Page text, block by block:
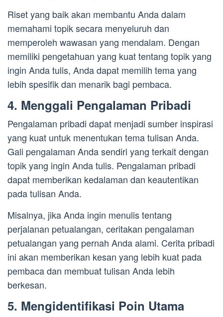
Riset yang baik akan membantu Anda dalam
memahami topik secara menyeluruh dan
memperoleh wawasan yang mendalam. Dengan
memiliki pengetahuan yang kuat tentang topik yang
ingin Anda tulis, Anda dapat memilih tema yang
lebih spesifik dan menarik bagi pembaca.
4. Menggali Pengalaman Pribadi
Pengalaman pribadi dapat menjadi sumber inspirasi
yang kuat untuk menentukan tema tulisan Anda.
Gali pengalaman Anda sendiri yang terkait dengan
topik yang ingin Anda tulis. Pengalaman pribadi
dapat memberikan kedalaman dan keautentikan
pada tulisan Anda.
Misalnya, jika Anda ingin menulis tentang
perjalanan petualangan, ceritakan pengalaman
petualangan yang pernah Anda alami. Cerita pribadi
ini akan memberikan kesan yang lebih kuat pada
pembaca dan membuat tulisan Anda lebih
berkesan.
5. Mengidentifikasi Poin Utama